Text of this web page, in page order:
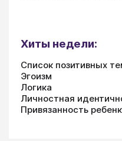
Хиты недели:
Список позитивных
Эгоизм
Логика
Личностная
Привязанность